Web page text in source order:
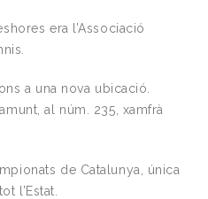
era l’Associació
a una nova ubicació.
al núm. 235, xamfrà
de Catalunya, única
l’Estat.